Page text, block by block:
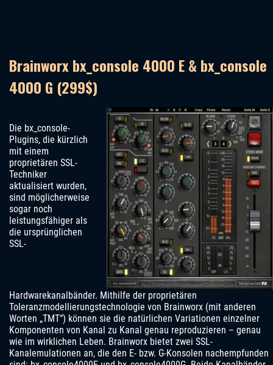
Brainworx bx_console 4000 E & bx_console
4000 G (299$)
Die bx_console-
Plugins, die kürzlich
mit einem
proprietären SSL-
Techniker
aktualisiert wurden,
sind möglicherweise
sogar noch
leistungsfähiger als
die ursprünglichen
SSL-
Hardwarekanalbänder. Mithilfe der proprietären
Toleranzmodellierungstechnologie von Brainworx (mit anderen
Worten „TMT“) können sie die natürlichen Variationen einzelner
Komponenten von Kanal zu Kanal genau reproduzieren – genau
wie im wirklichen Leben. Brainworx bietet zwei SSL-
Kanalemulationen an, die den E- bzw. G-Konsolen nachempfunden